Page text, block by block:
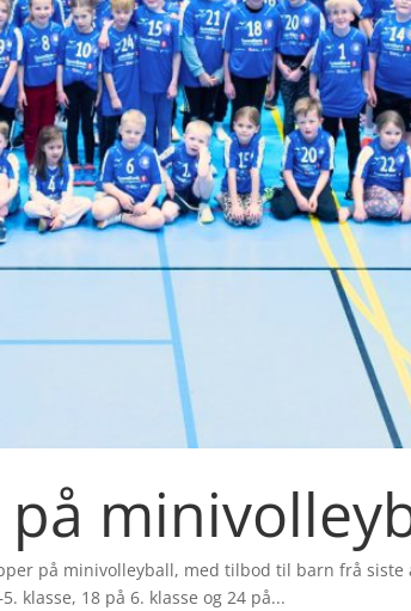
på minivolleyball, med tilbod til barn frå
klasse, 18 på 6. klasse og 24 på...